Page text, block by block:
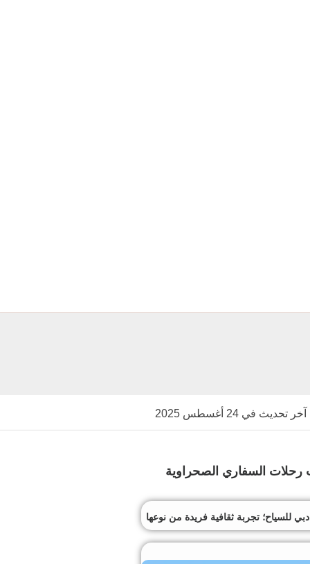
آخر تحديث في 24 أغسطس 2025
السفاري الصحراوية
للسياح؛ تجربة ثقافية فريدة من نوعها